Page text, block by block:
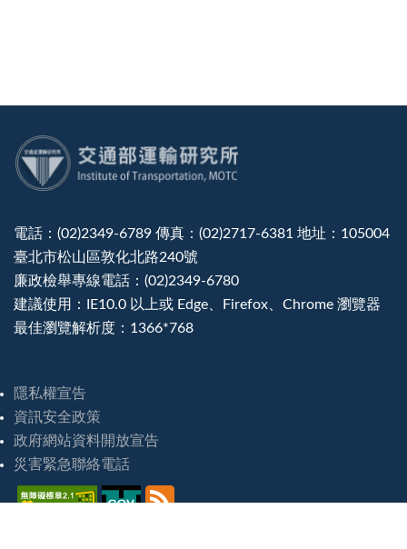
電話：(02)2349-6789 傳真：(02)2717-6381 地址：105004
臺北市松山區敦化北路240號
廉政檢舉專線電話：(02)2349-6780
建議使用：IE10.0 以上或 Edge、Firefox、Chrome 瀏覽器
最佳瀏覽解析度：1366*768
隱私權宣告
資訊安全政策
政府網站資料開放宣告
災害緊急聯絡電話